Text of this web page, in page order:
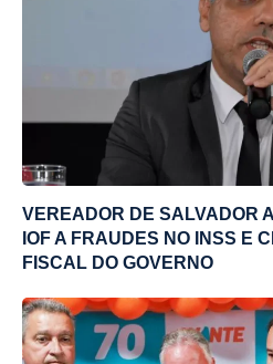
VEREADOR DE SALVADOR
IOF A FRAUDES NO INSS E
FISCAL DO GOVERNO